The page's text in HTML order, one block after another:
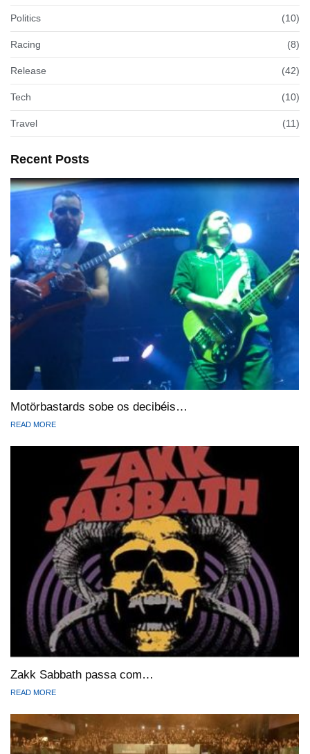
Politics (10)
Racing (8)
Release (42)
Tech (10)
Travel (11)
Recent Posts
Motörbastards sobe os decibéis…
READ MORE
Zakk Sabbath passa com…
READ MORE